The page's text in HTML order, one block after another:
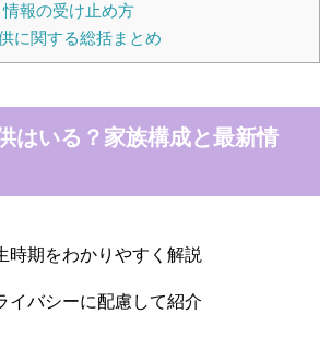
報の受け止め方
に関する総括まとめ
はいる？家族構成と最新情
時期をわかりやすく解説
イバシーに配慮して紹介